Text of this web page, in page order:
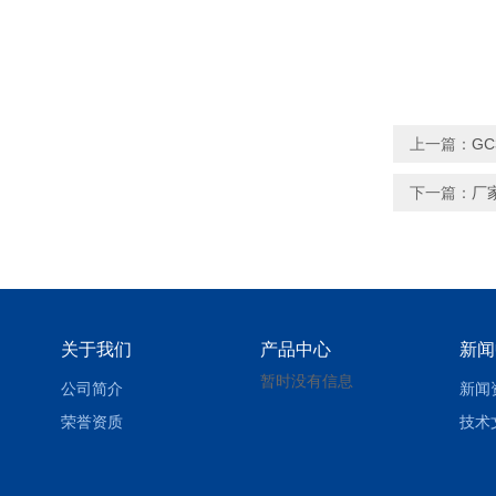
上一篇：
下一篇： 厂
关于我们
公司简介
荣誉资质
产品中心
暂时没有信息
新
新闻
技术